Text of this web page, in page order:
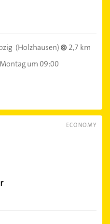
(Holzhausen)
2,7 km
um 09:00
ECONOMY